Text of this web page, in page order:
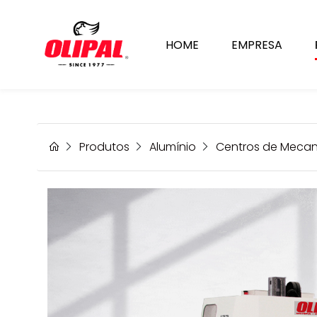
HOME EMPRESA
MC 304 ATLAS
Produtos Alumínio Centros de